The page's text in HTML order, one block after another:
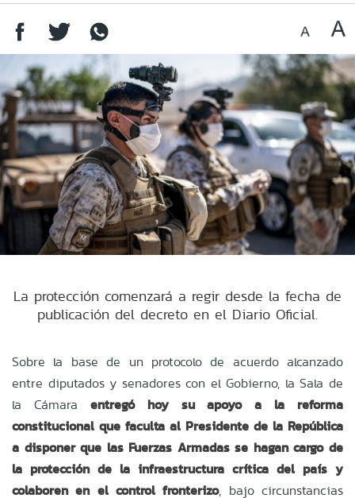
La protección comenzará a regir desde la fecha de
publicación del decreto en el Diario Oficial.
Sobre la base de un protocolo de acuerdo alcanzado
entre diputados y senadores con el Gobierno, la Sala de
la Cámara
entregó hoy su apoyo a la reforma
constitucional que faculta al Presidente de la República
a disponer que las Fuerzas Armadas se hagan cargo de
la protección de la infraestructura crítica del país y
colaboren en el control fronterizo, bajo circunstancias